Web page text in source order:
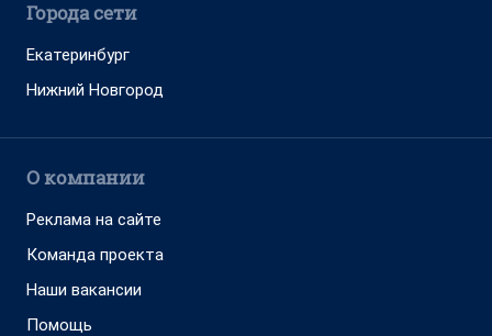
Города сети
Екатеринбург
Нижний Новгород
О компании
Реклама на сайте
Команда проекта
Наши вакансии
Помощь